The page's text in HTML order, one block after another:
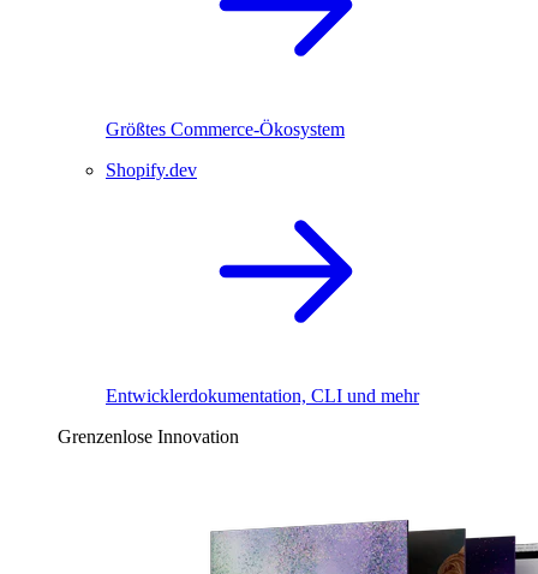
Größtes Commerce-Ökosystem
Shopify.dev
Entwicklerdokumentation, CLI und mehr
Grenzenlose Innovation